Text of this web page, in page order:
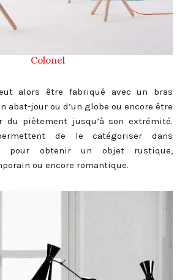
Colonel
alors être fabriqué avec un bras
abat-jour ou d’un globe ou encore être
du piètement jusqu’à son extrémité.
de le catégoriser dans
pour obtenir un objet rustique,
ou encore romantique.